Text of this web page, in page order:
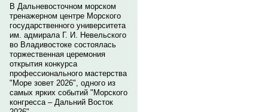
В Дальневосточном морском
тренажерном центре Морского
государственного университета
им. адмирала Г. И. Невельского
во Владивостоке состоялась
торжественная церемония
открытия конкурса
профессионального мастерства
"Море зовет 2026", одного из
самых ярких событий "Морского
конгресса – Дальний Восток